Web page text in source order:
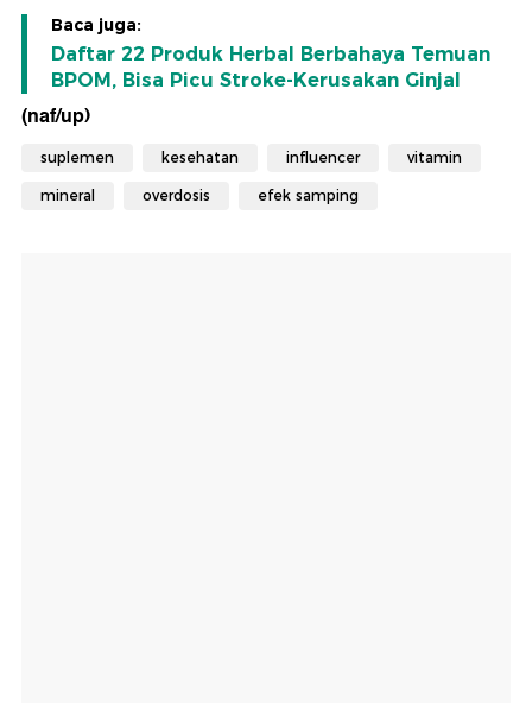
Baca juga:
Daftar 22 Produk Herbal Berbahaya Temuan
BPOM, Bisa Picu Stroke-Kerusakan Ginjal
(naf/up)
suplemen kesehatan influencer vitamin
mineral overdosis efek samping